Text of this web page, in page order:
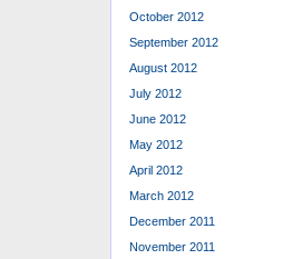
October 2012
September 2012
August 2012
July 2012
June 2012
May 2012
April 2012
March 2012
December 2011
November 2011